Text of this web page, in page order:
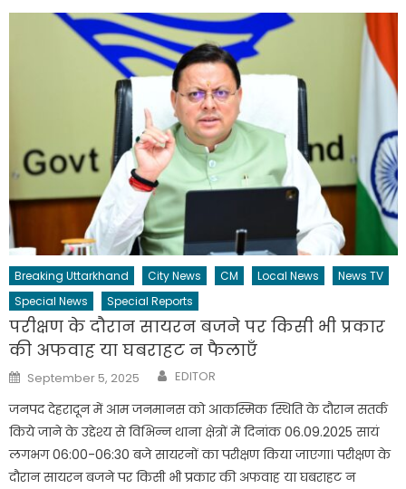
Breaking Uttarkhand City News CM Local News
News TV
Special News
Special Reports
परीक्षण के दौरान सायरन बजने पर किसी भी प्रकार
की अफवाह या घबराहट न फैलाएँ
Posted
on
September 5, 2025 Author
EDITOR
जनपद देहरादून में आम जनमानस को आकस्मिक स्थिति के दौरान सतर्क
किये जाने के उद्देश्य से विभिन्न थाना क्षेत्रों में दिनांक 06.09.2025 सायं
लगभग 06:00-06:30 बजे सायरनों का परीक्षण किया जाएगा। परीक्षण के
दौरान सायरन बजने पर किसी भी प्रकार की अफवाह या घबराहट न